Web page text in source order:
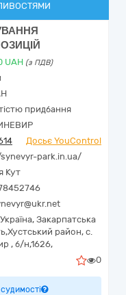
UAH (з ПДВ)
придбання
Досьє YouControl
park.in.ua/
Кут
Україна, Закарпатська
Хустський район, с.
, б/н,1626,
0